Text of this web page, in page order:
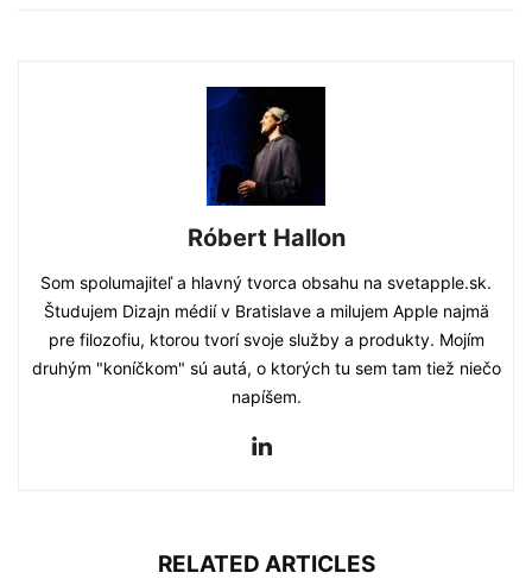
Róbert Hallon
Som spolumajiteľ a hlavný tvorca obsahu na svetapple.sk.
Študujem Dizajn médií v Bratislave a milujem Apple najmä
pre filozofiu, ktorou tvorí svoje služby a produkty. Mojím
druhým "koníčkom" sú autá, o ktorých tu sem tam tiež niečo
napíšem.
RELATED ARTICLES